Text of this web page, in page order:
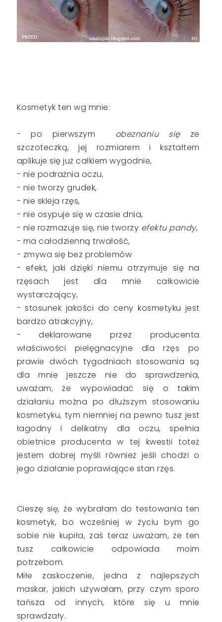
Kosmetyk ten wg mnie:
- po pierwszym obeznaniu się ze
szczoteczką, jej rozmiarem i kształtem
aplikuje się już całkiem wygodnie,
- nie podrażnia oczu,
- nie tworzy grudek,
- nie skleja rzęs,
- nie osypuje się w czasie dnia,
- nie rozmazuje się, nie tworzy efektu pandy,
- ma całodzienną trwałość,
- zmywa się bez problemów
- efekt, jaki dzięki niemu otrzymuje się na
rzęsach jest dla mnie całkowicie
wystarczający,
- stosunek jakości do ceny kosmetyku jest
bardzo atrakcyjny,
- deklarowane przez producenta
właściwości pielęgnacyjne dla rzęs po
prawie dwóch tygodniach stosowania są
dla mnie jeszcze nie do sprawdzenia,
uważam, że wypowiadać się o takim
działaniu można po dłuższym stosowaniu
kosmetyku, tym niemniej na pewno tusz jest
łagodny i delikatny dla oczu, spełnia
obietnice producenta w tej kwestii toteż
jestem dobrej myśli również jeśli chodzi o
jego działanie poprawiające stan rzęs.
Cieszę się, że wybrałam do testowania ten
kosmetyk, bo wcześniej w życiu bym go
sobie nie kupiła, zaś teraz uważam, że ten
tusz całkowicie odpowiada moim
potrzebom.
Miłe zaskoczenie, jedna z najlepszych
maskar, jakich używałam, przy czym sporo
tańsza od innych, które się u mnie
sprawdzały.